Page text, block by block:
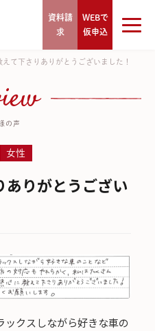
資料請
求
WEBで
仮申込
えて下さりありがとうございました！
の声
女性
ありがとうござい
クスしながら好きな車の